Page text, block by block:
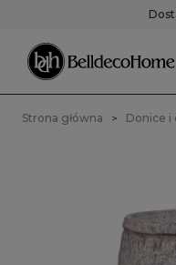
Strona główna Donice i